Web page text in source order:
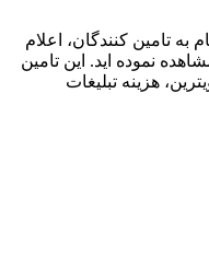
تامین کنندگان، اعلام
نموده اید. این تامین
هزینه تبلیغات